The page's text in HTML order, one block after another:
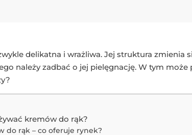
delikatna i wrażliwa. Jej struktura zmienia
należy zadbać o jej pielęgnację. W tym
kremów do rąk?
do rąk – co oferuje rynek?